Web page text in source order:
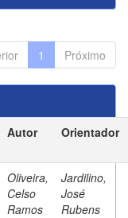
1 Próximo
Autor Orientador
Oliveira,
Celso
Ramos
Jardilino,
José
Rubens